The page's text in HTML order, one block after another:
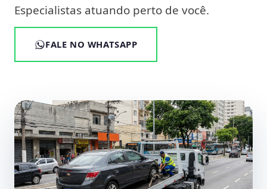
Especialistas atuando perto de você.
FALE NO WHATSAPP